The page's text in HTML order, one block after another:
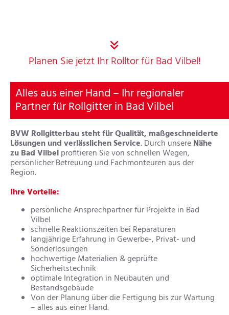

Planen Sie jetzt Ihr Rolltor für Bad Vilbel!
Alles aus einer Hand – Ihr regionaler
Partner für Rollgitter in Bad Vilbel
BVW Rollgitterbau steht für Qualität, maßgeschneiderte
Lösungen und verlässlichen Service. Durch unsereNähe
zu Bad Vilbelprofitieren Sie von schnellen Wegen,
persönlicher Betreuung und Fachmonteuren aus der
Region.
Ihre Vorteile:
persönliche Ansprechpartner für Projekte in Bad
Vilbel
schnelle Reaktionszeiten bei Reparaturen
langjährige Erfahrung in Gewerbe-, Privat- und
Sonderlösungen
hochwertige Materialien & geprüfte
Sicherheitstechnik
optimale Integration in Neubauten und
Bestandsgebäude
Von der Planung über die Fertigung bis zur Wartung
– alles aus einer Hand.